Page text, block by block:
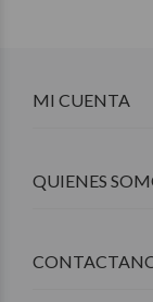
MI CUENTA
QUIENES